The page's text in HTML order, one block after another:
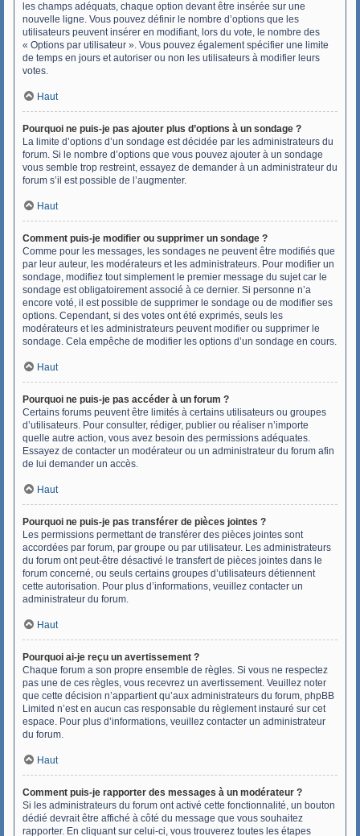
les champs adéquats, chaque option devant être insérée sur une
nouvelle ligne. Vous pouvez définir le nombre d’options que les
utilisateurs peuvent insérer en modifiant, lors du vote, le nombre des
« Options par utilisateur ». Vous pouvez également spécifier une limite
de temps en jours et autoriser ou non les utilisateurs à modifier leurs
votes.
Haut
Pourquoi ne puis-je pas ajouter plus d’options à un sondage ?
La limite d’options d’un sondage est décidée par les administrateurs du
forum. Si le nombre d’options que vous pouvez ajouter à un sondage
vous semble trop restreint, essayez de demander à un administrateur du
forum s’il est possible de l’augmenter.
Haut
Comment puis-je modifier ou supprimer un sondage ?
Comme pour les messages, les sondages ne peuvent être modifiés que
par leur auteur, les modérateurs et les administrateurs. Pour modifier un
sondage, modifiez tout simplement le premier message du sujet car le
sondage est obligatoirement associé à ce dernier. Si personne n’a
encore voté, il est possible de supprimer le sondage ou de modifier ses
options. Cependant, si des votes ont été exprimés, seuls les
modérateurs et les administrateurs peuvent modifier ou supprimer le
sondage. Cela empêche de modifier les options d’un sondage en cours.
Haut
Pourquoi ne puis-je pas accéder à un forum ?
Certains forums peuvent être limités à certains utilisateurs ou groupes
d’utilisateurs. Pour consulter, rédiger, publier ou réaliser n’importe
quelle autre action, vous avez besoin des permissions adéquates.
Essayez de contacter un modérateur ou un administrateur du forum afin
de lui demander un accès.
Haut
Pourquoi ne puis-je pas transférer de pièces jointes ?
Les permissions permettant de transférer des pièces jointes sont
accordées par forum, par groupe ou par utilisateur. Les administrateurs
du forum ont peut-être désactivé le transfert de pièces jointes dans le
forum concerné, ou seuls certains groupes d’utilisateurs détiennent
cette autorisation. Pour plus d’informations, veuillez contacter un
administrateur du forum.
Haut
Pourquoi ai-je reçu un avertissement ?
Chaque forum a son propre ensemble de règles. Si vous ne respectez
pas une de ces règles, vous recevrez un avertissement. Veuillez noter
que cette décision n’appartient qu’aux administrateurs du forum, phpBB
Limited n’est en aucun cas responsable du règlement instauré sur cet
espace. Pour plus d’informations, veuillez contacter un administrateur
du forum.
Haut
Comment puis-je rapporter des messages à un modérateur ?
Si les administrateurs du forum ont activé cette fonctionnalité, un bouton
dédié devrait être affiché à côté du message que vous souhaitez
rapporter. En cliquant sur celui-ci, vous trouverez toutes les étapes